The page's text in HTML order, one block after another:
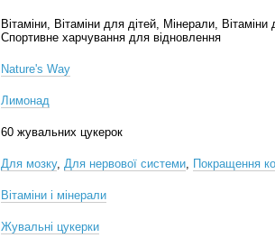
Вітаміни, Вітаміни для дітей, Мінерали,
Спортивне харчування для відновлення
Nature's Way
Лимонад
60 жувальних цукерок
Для мозку, Для нервової системи, Покращення
Вітаміни і мінерали
Жувальні цукерки